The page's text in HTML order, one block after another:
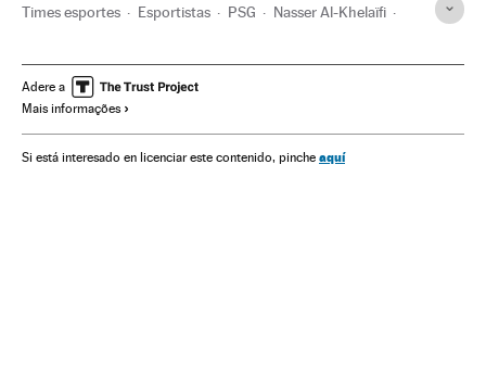
Times esportes Esportistas PSG Nasser Al-Khelaïfi
Contratos Organizações desportivas
Champions League 2017/2018
Futebol Competições Esportes
Adere a
Mais informações
Si está interesado en licenciar este contenido, pinche aquí